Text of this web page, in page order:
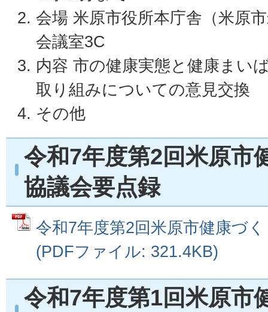
会場 米原市役所本庁舎（米原
会議室3C
内容 市の健康実態と健康まい
取り組みについての意見交換
その他
令和7年度第2回米原市
協議会要点録
令和7年度第2回米原市健康づ
(PDFファイル: 321.4KB)
令和7年度第1回米原市